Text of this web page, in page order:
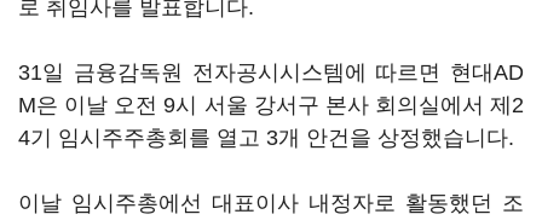
로 취임사를 발표합니다.
31일 금융감독원 전자공시시스템에 따르면 현대AD
M은 이날 오전 9시 서울 강서구 본사 회의실에서 제2
4기 임시주주총회를 열고 3개 안건을 상정했습니다.
이날 임시주총에선 대표이사 내정자로 활동했던 조